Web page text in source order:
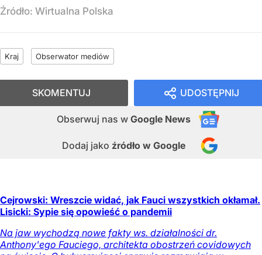
Źródło: Wirtualna Polska
Kraj Obserwator mediów
UDOSTĘPNIJ
Obserwuj nas w Google News
Dodaj jako źródło w Google
SKOMENTUJ
Cejrowski: Wreszcie widać, jak Fauci wszystkich okłamał.
Lisicki: Sypie się opowieść o pandemii
Na jaw wychodzą nowe fakty ws. działalności dr.
Anthony'ego Fauciego, architekta obostrzeń covidowych